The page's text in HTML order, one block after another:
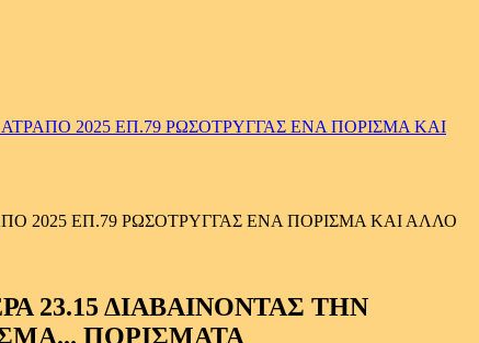
2025 ΕΠ.79 ΡΩΣΟΤΡΥΓΓΑΣ ΕΝΑ ΠΟΡΙΣΜΑ ΚΑΙ
2025 ΕΠ.79 ΡΩΣΟΤΡΥΓΓΑΣ ΕΝΑ ΠΟΡΙΣΜΑ ΚΑΙ ΑΛΛΟ